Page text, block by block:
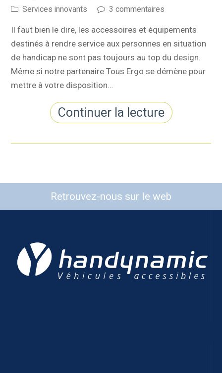
Services innovants
3 commentaires
Il faut bien le dire, les accessoires et équipements
destinés à rendre service aux personnes en situation
de handicap ne sont pas toujours au top du design.
Même si notre partenaire Tous Ergo se démène pour
mettre à votre disposition…
Continuer la lecture
Retrouvez-nous sur le web